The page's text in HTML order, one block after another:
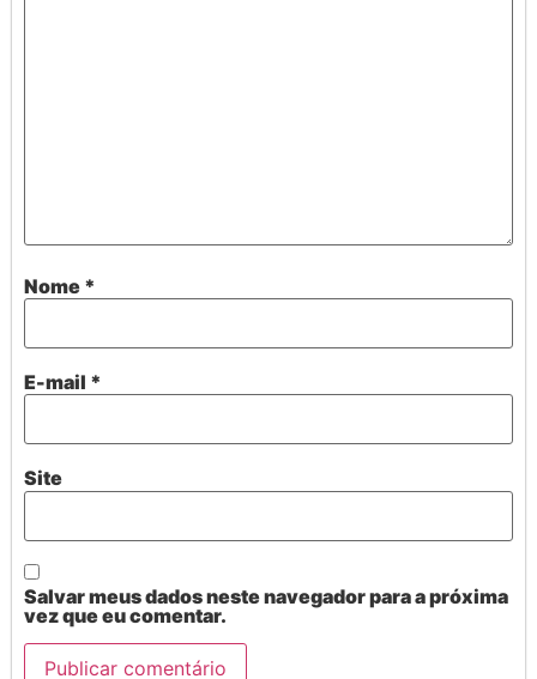
Nome *
E-mail *
Site
Salvar meus dados neste navegador para a próxima
vez que eu comentar.